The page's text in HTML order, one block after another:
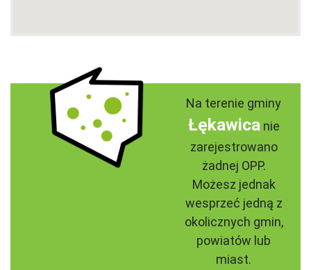
Na terenie gminy
Łękawicanie
zarejestrowano
żadnej OPP.
Możesz jednak
wesprzeć jedną z
okolicznych gmin,
powiatów lub
miast.